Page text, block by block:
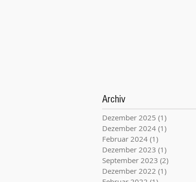
Archiv
Dezember 2025 (1)
Dezember 2024 (1)
Februar 2024 (1)
Dezember 2023 (1)
September 2023 (2)
Dezember 2022 (1)